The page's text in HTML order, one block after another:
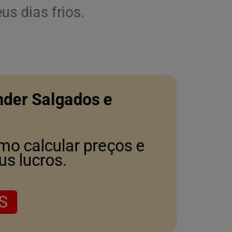
dias frios.
Salgados e
calcular preços e
lucros.